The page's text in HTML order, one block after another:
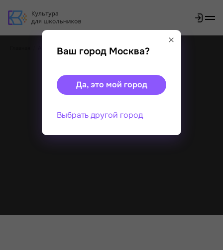
Ваш город Москва?
Да, это мой город
Выбрать другой город